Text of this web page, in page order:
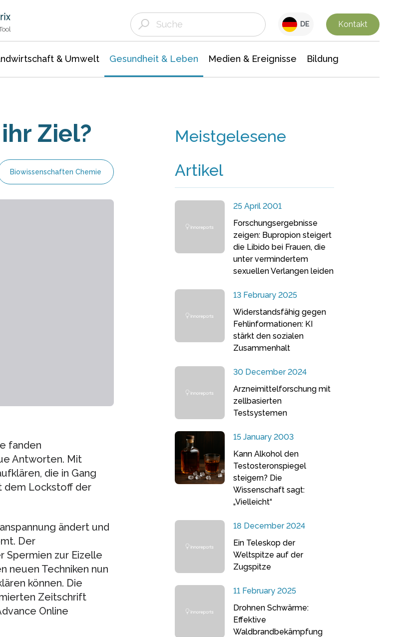
DE Kontakt
& Umwelt Gesundheit & Leben Medien & Ereignisse Bildung
Ziel?
Biowissenschaften Chemie
fanden
Antworten. Mit
die in Gang
dem Lockstoff der
ändert und
Der
Spermien zur Eizelle
neuen Techniken nun
können. Die
Zeitschrift
Online
Meistgelesene
Artikel
25 April 2001
Forschungsergebnisse
zeigen: Bupropion steigert
die Libido bei Frauen, die
unter vermindertem
sexuellen Verlangen leiden
13 February 2025
Widerstandsfähig gegen
Fehlinformationen: KI
stärkt den sozialen
Zusammenhalt
30 December 2024
Arzneimittelforschung mit
zellbasierten
Testsystemen
15 January 2003
Kann Alkohol den
Testosteronspiegel
steigern? Die
Wissenschaft sagt:
„Vielleicht“
18 December 2024
Ein Teleskop der
Weltspitze auf der
Zugspitze
11 February 2025
Drohnen Schwärme:
Effektive
Waldbrandbekämpfung